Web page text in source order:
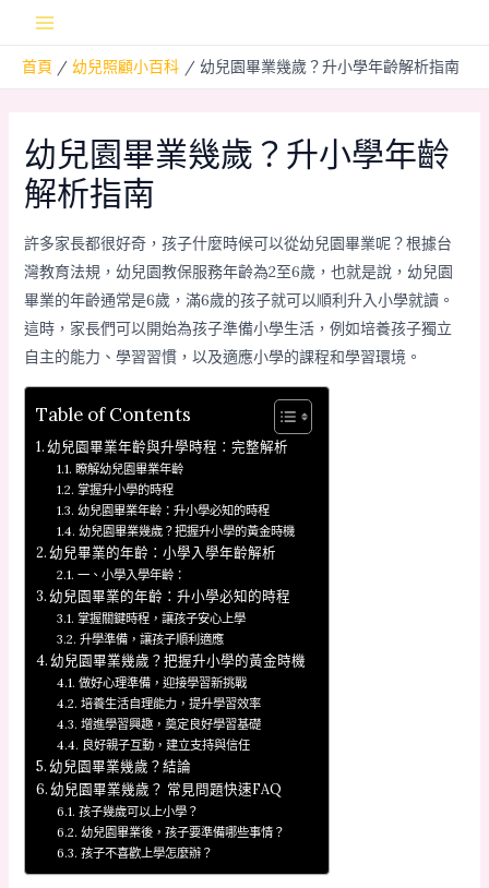
Menu
首頁 幼兒照顧小百科 幼兒園畢業幾歲？升小學年齡解析指南
幼兒園畢業幾歲？升小學年齡
解析指南
許多家長都很好奇，孩子什麼時候可以從幼兒園畢業呢？根據台
灣教育法規，幼兒園教保服務年齡為2至6歲，也就是說，幼兒園
畢業的年齡通常是6歲，滿6歲的孩子就可以順利升入小學就讀。
這時，家長們可以開始為孩子準備小學生活，例如培養孩子獨立
自主的能力、學習習慣，以及適應小學的課程和學習環境。
Table of Contents
幼兒園畢業年齡與升學時程：完整解析
瞭解幼兒園畢業年齡
掌握升小學的時程
幼兒園畢業年齡：升小學必知的時程
幼兒園畢業幾歲？把握升小學的黃金時機
幼兒畢業的年齡：小學入學年齡解析
一、小學入學年齡：
幼兒園畢業的年齡：升小學必知的時程
掌握關鍵時程，讓孩子安心上學
升學準備，讓孩子順利適應
幼兒園畢業幾歲？把握升小學的黃金時機
做好心理準備，迎接學習新挑戰
培養生活自理能力，提升學習效率
增進學習興趣，奠定良好學習基礎
良好親子互動，建立支持與信任
幼兒園畢業幾歲？結論
幼兒園畢業幾歲？ 常見問題快速FAQ
孩子幾歲可以上小學？
幼兒園畢業後，孩子要準備哪些事情？
孩子不喜歡上學怎麼辦？